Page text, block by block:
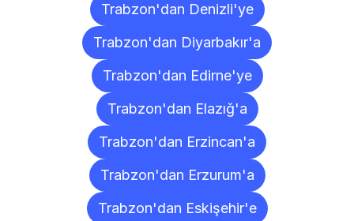
Trabzon'dan Denizli'ye
Trabzon'dan Diyarbakır'a
Trabzon'dan Edirne'ye
Trabzon'dan Elazığ'a
Trabzon'dan Erzincan'a
Trabzon'dan Erzurum'a
Trabzon'dan Eskişehir'e